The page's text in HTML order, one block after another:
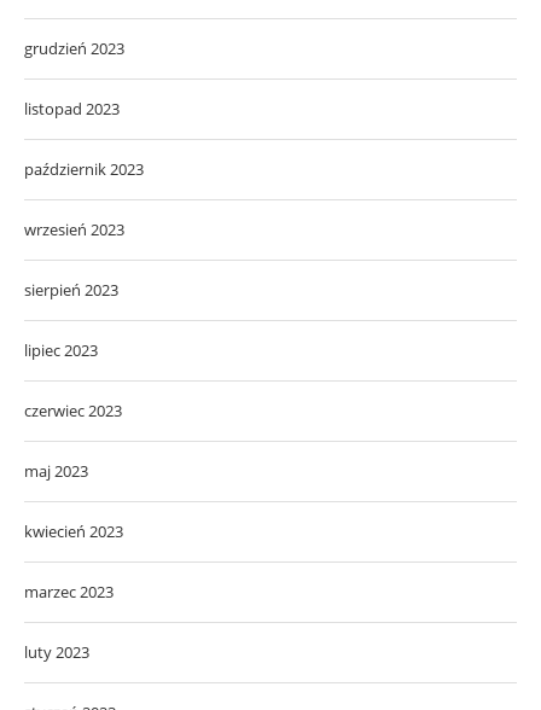
grudzień 2023
listopad 2023
październik 2023
wrzesień 2023
sierpień 2023
lipiec 2023
czerwiec 2023
maj 2023
kwiecień 2023
marzec 2023
luty 2023